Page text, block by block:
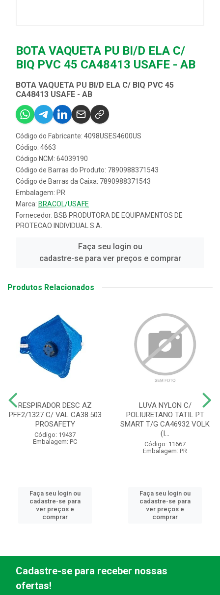
BOTA VAQUETA PU BI/D ELA C/
BIQ PVC 45 CA48413 USAFE - AB
BOTA VAQUETA PU BI/D ELA C/ BIQ PVC 45
CA48413 USAFE - AB
Código do Fabricante: 4098USES4600US
Código: 4663
Código NCM: 64039190
Código de Barras do Produto: 7890988371543
Código de Barras da Caixa: 7890988371543
Embalagem: PR
Marca: BRACOL/USAFE
Fornecedor: BSB PRODUTORA DE EQUIPAMENTOS DE
PROTECAO INDIVIDUAL S.A.
Faça seu login ou
cadastre-se para ver preços e comprar
Produtos Relacionados
RESPIRADOR DESC AZ
PFF2/1327 C/ VAL CA38.503
PROSAFETY
Código: 19437
Embalagem: PC
Faça seu login ou
cadastre-se para
ver preços e
comprar
LUVA NYLON C/
POLIURETANO TATIL PT
SMART T/G CA46932 VOLK
(I...
Código: 11667
Embalagem: PR
Faça seu login ou
cadastre-se para
ver preços e
comprar
Cadastre-se para receber nossas
ofertas!